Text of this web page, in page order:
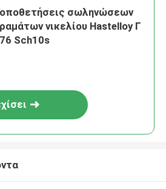
σωληνώσεων
νικελίου Hastelloy Γ
Sch10s